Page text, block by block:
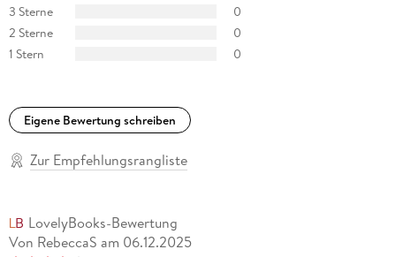
3 Sterne
0
2 Sterne
0
1 Stern
0
Eigene Bewertung schreiben
Zur Empfehlungsrangliste
LovelyBooks-Bewertung
Von RebeccaS am 06.12.2025